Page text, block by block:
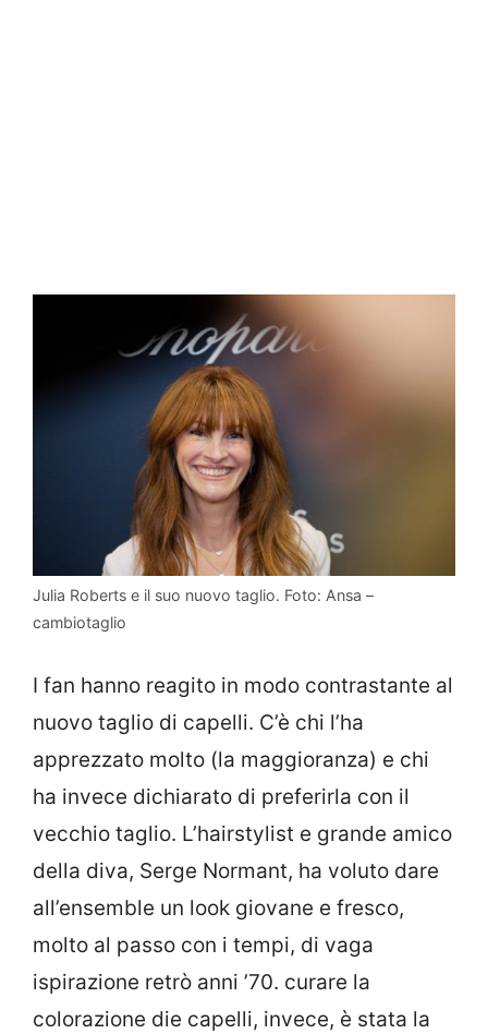
Julia Roberts e il suo nuovo taglio. Foto: Ansa –
cambiotaglio
I fan hanno reagito in modo contrastante al
nuovo taglio di capelli. C’è chi l’ha
apprezzato molto (la maggioranza) e chi
ha invece dichiarato di preferirla con il
vecchio taglio. L’hairstylist e grande amico
della diva, Serge Normant, ha voluto dare
all’ensemble un look giovane e fresco,
molto al passo con i tempi, di vaga
ispirazione retrò anni ’70. curare la
colorazione die capelli, invece, è stata la